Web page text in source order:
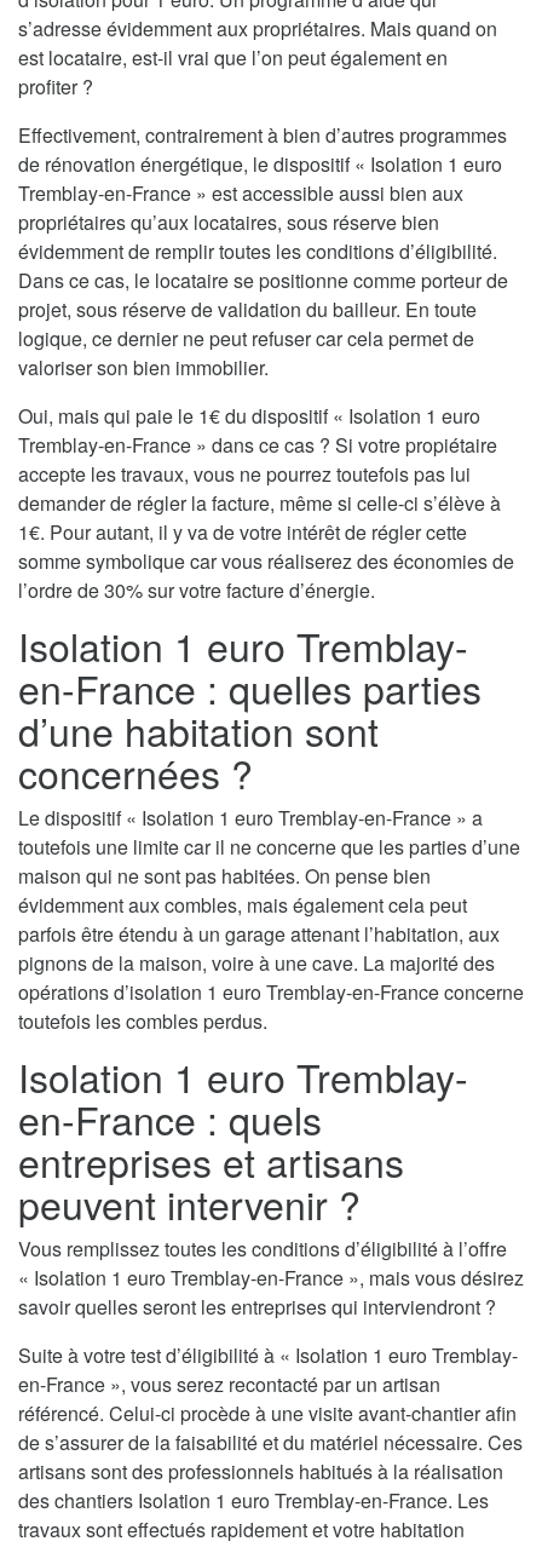
s’adresse évidemment aux propriétaires. Mais quand on
est locataire, est-il vrai que l’on peut également en
profiter ?
Effectivement, contrairement à bien d’autres programmes
de rénovation énergétique, le dispositif « Isolation 1 euro
Tremblay-en-France » est accessible aussi bien aux
propriétaires qu’aux locataires, sous réserve bien
évidemment de remplir toutes les conditions d’éligibilité.
Dans ce cas, le locataire se positionne comme porteur de
projet, sous réserve de validation du bailleur. En toute
logique, ce dernier ne peut refuser car cela permet de
valoriser son bien immobilier.
Oui, mais qui paie le 1€ du dispositif « Isolation 1 euro
Tremblay-en-France » dans ce cas ? Si votre propiétaire
accepte les travaux, vous ne pourrez toutefois pas lui
demander de régler la facture, même si celle-ci s’élève à
1€. Pour autant, il y va de votre intérêt de régler cette
somme symbolique car vous réaliserez des économies de
l’ordre de 30% sur votre facture d’énergie.
Isolation 1 euro Tremblay-
en-France : quelles parties
d’une habitation sont
concernées ?
Le dispositif « Isolation 1 euro Tremblay-en-France » a
toutefois une limite car il ne concerne que les parties d’une
maison qui ne sont pas habitées. On pense bien
évidemment aux combles, mais également cela peut
parfois être étendu à un garage attenant l’habitation, aux
pignons de la maison, voire à une cave. La majorité des
opérations d’isolation 1 euro Tremblay-en-France concerne
toutefois les combles perdus.
Isolation 1 euro Tremblay-
en-France : quels
entreprises et artisans
peuvent intervenir ?
Vous remplissez toutes les conditions d’éligibilité à l’offre
« Isolation 1 euro Tremblay-en-France », mais vous désirez
savoir quelles seront les entreprises qui interviendront ?
Suite à votre test d’éligibilité à « Isolation 1 euro Tremblay-
en-France », vous serez recontacté par un artisan
référencé. Celui-ci procède à une visite avant-chantier afin
de s’assurer de la faisabilité et du matériel nécessaire. Ces
artisans sont des professionnels habitués à la réalisation
des chantiers Isolation 1 euro Tremblay-en-France. Les
travaux sont effectués rapidement et votre habitation